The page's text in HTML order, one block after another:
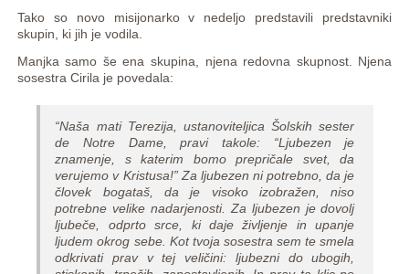
Tako so novo misijonarko v nedeljo predstavili predstavniki
skupin, ki jih je vodila.
Manjka samo še ena skupina, njena redovna skupnost. Njena
sosestra Cirila je povedala:
“Naša mati Terezija, ustanoviteljica Šolskih sester
de Notre Dame, pravi takole: “Ljubezen je
znamenje, s katerim bomo prepričale svet, da
verujemo v Kristusa!” Za ljubezen ni potrebno, da je
človek bogataš, da je visoko izobražen, niso
potrebne velike nadarjenosti. Za ljubezen je dovolj
ljubeče, odprto srce, ki daje življenje in upanje
ljudem okrog sebe. Kot tvoja sosestra sem te smela
odkrivati prav v tej veličini: ljubezni do ubogih,